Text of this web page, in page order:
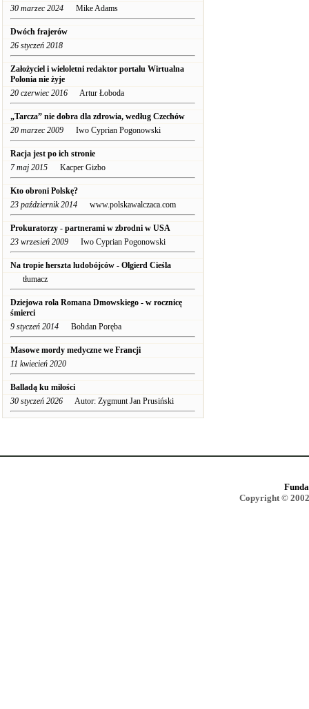
30 marzec 2024 Mike Adams
Dwóch frajerów
26 styczeń 2018
Założyciel i wieloletni redaktor portalu Wirtualna
Polonia nie żyje
20 czerwiec 2016 Artur Łoboda
„Tarcza” nie dobra dla zdrowia, według Czechów
20 marzec 2009 Iwo Cyprian Pogonowski
Racja jest po ich stronie
7 maj 2015 Kacper Gizbo
Kto obroni Polskę?
23 październik 2014 www.polskawalczaca.com
Prokuratorzy - partnerami w zbrodni w USA
23 wrzesień 2009 Iwo Cyprian Pogonowski
Na tropie herszta ludobójców - Olgierd Cieśla
tłumacz
Dziejowa rola Romana Dmowskiego - w rocznicę
śmierci
9 styczeń 2014 Bohdan Poręba
Masowe mordy medyczne we Francji
11 kwiecień 2020
Balladą ku miłości
30 styczeń 2026 Autor: Zygmunt Jan Prusiński
Copyright ©